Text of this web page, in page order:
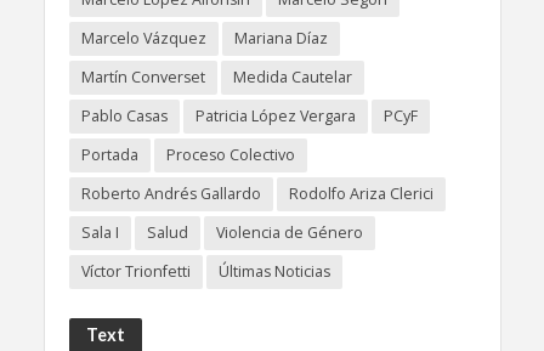
Marcelo Vázquez
Mariana Díaz
Martín Converset
Medida Cautelar
Pablo Casas
Patricia López Vergara
PCyF
Portada
Proceso Colectivo
Roberto Andrés Gallardo
Rodolfo Ariza Clerici
Sala I
Salud
Violencia de Género
Víctor Trionfetti
Últimas Noticias
Text